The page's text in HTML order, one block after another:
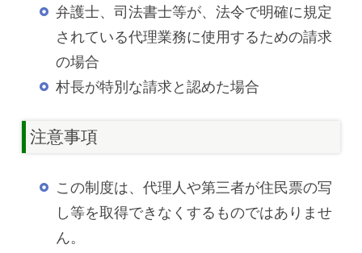
弁護士、司法書士等が、法令で明確に規定
されている代理業務に使用するための請求
の場合
村長が特別な請求と認めた場合
注意事項
この制度は、代理人や第三者が住民票の写
し等を取得できなくするものではありませ
ん。